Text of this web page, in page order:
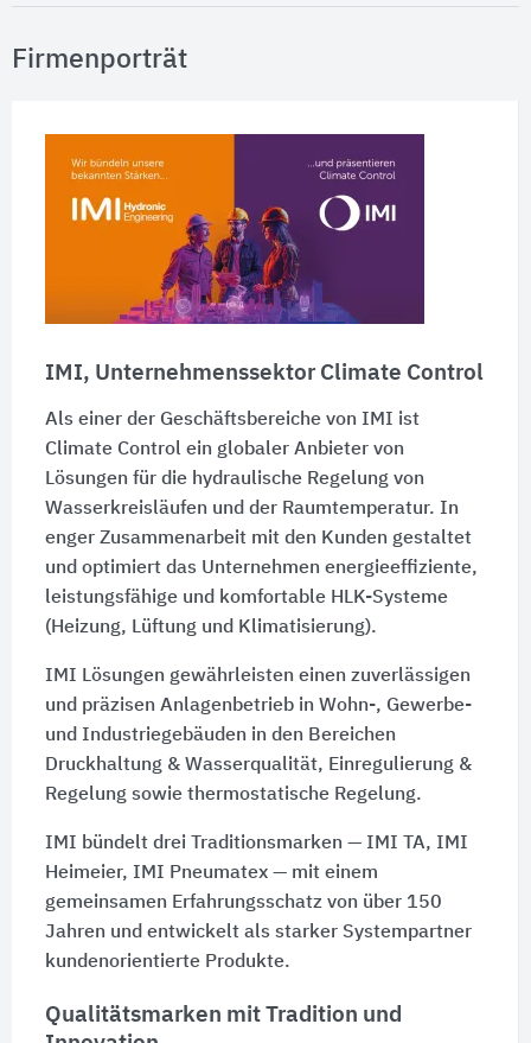
Firmenporträt
IMI, Unternehmenssektor Climate Control
Als einer der Geschäftsbereiche von IMI ist
Climate Control ein globaler Anbieter von
Lösungen für die hydraulische Regelung von
Wasserkreisläufen und der Raumtemperatur. In
enger Zusammenarbeit mit den Kunden gestaltet
und optimiert das Unternehmen energieeffiziente,
leistungsfähige und komfortable HLK-Systeme
(Heizung, Lüftung und Klimatisierung).
IMI Lösungen gewährleisten einen zuverlässigen
und präzisen Anlagenbetrieb in Wohn-, Gewerbe-
und Industriegebäuden in den Bereichen
Druckhaltung & Wasserqualität, Einregulierung &
Regelung sowie thermostatische Regelung.
IMI bündelt drei Traditionsmarken — IMI TA, IMI
Heimeier, IMI Pneumatex — mit einem
gemeinsamen Erfahrungsschatz von über 150
Jahren und entwickelt als starker Systempartner
kundenorientierte Produkte.
Qualitätsmarken mit Tradition und